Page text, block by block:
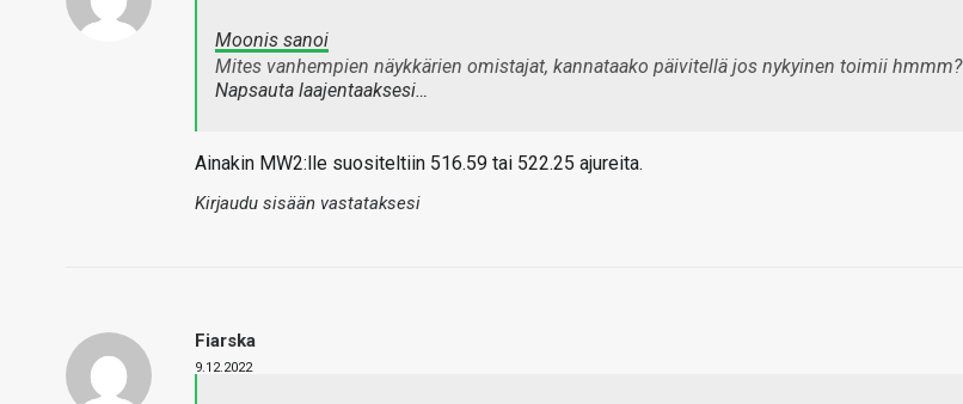
Moonis sanoi
Mites vanhempien näykkärien omistajat, kannataako päivitellä jos nykyinen toimii hmmm?
Napsauta laajentaaksesi…
Ainakin MW2:lle suositeltiin 516.59 tai 522.25 ajureita.
Kirjaudu sisään vastataksesi
Fiarska
9.12.2022